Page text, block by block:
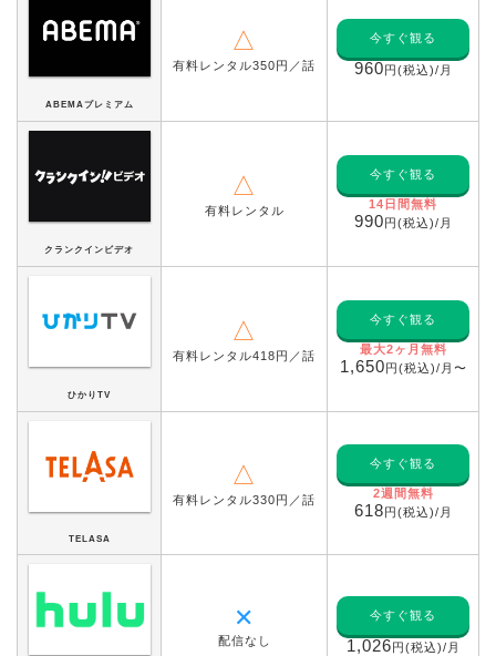
ABEMAプレミアム
△
有料レンタル350円／話
今すぐ観る
960円(税込)/月
クランクインビデオ
△
有料レンタル
今すぐ観る
14日間無料
990円(税込)/月
ひかりTV
△
有料レンタル418円／話
今すぐ観る
最大2ヶ月無料
1,650円(税込)/月〜
TELASA
△
有料レンタル330円／話
今すぐ観る
2週間無料
618円(税込)/月
✕
配信なし
今すぐ観る
1,026円(税込)/月